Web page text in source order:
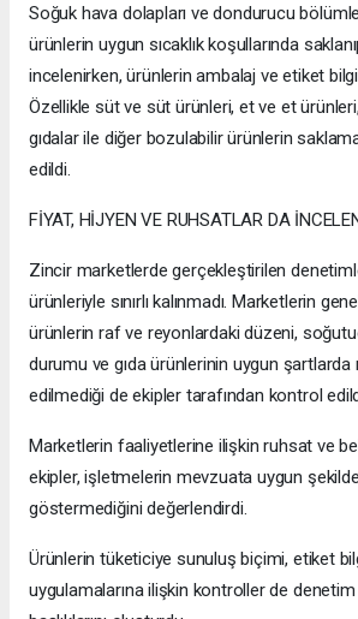
Soğuk hava dolapları ve dondurucu
ürünlerin uygun sıcaklık koşullarında
incelenirken, ürünlerin ambalaj ve etiket
Özellikle süt ve süt ürünleri, et ve et
gıdalar ile diğer bozulabilir ürünlerin
edildi.
FİYAT, HİJYEN VE RUHSATLAR DA
Zincir marketlerde gerçekleştirilen
ürünleriyle sınırlı kalınmadı. Marketlerin
ürünlerin raf ve reyonlardaki düzeni,
durumu ve gıda ürünlerinin uygun
edilmediği de ekipler tarafından kontrol
Marketlerin faaliyetlerine ilişkin ruhsat ve
ekipler, işletmelerin mevzuata uygun
göstermediğini değerlendirdi.
Ürünlerin tüketiciye sunuluş biçimi, etiket
uygulamalarına ilişkin kontroller de